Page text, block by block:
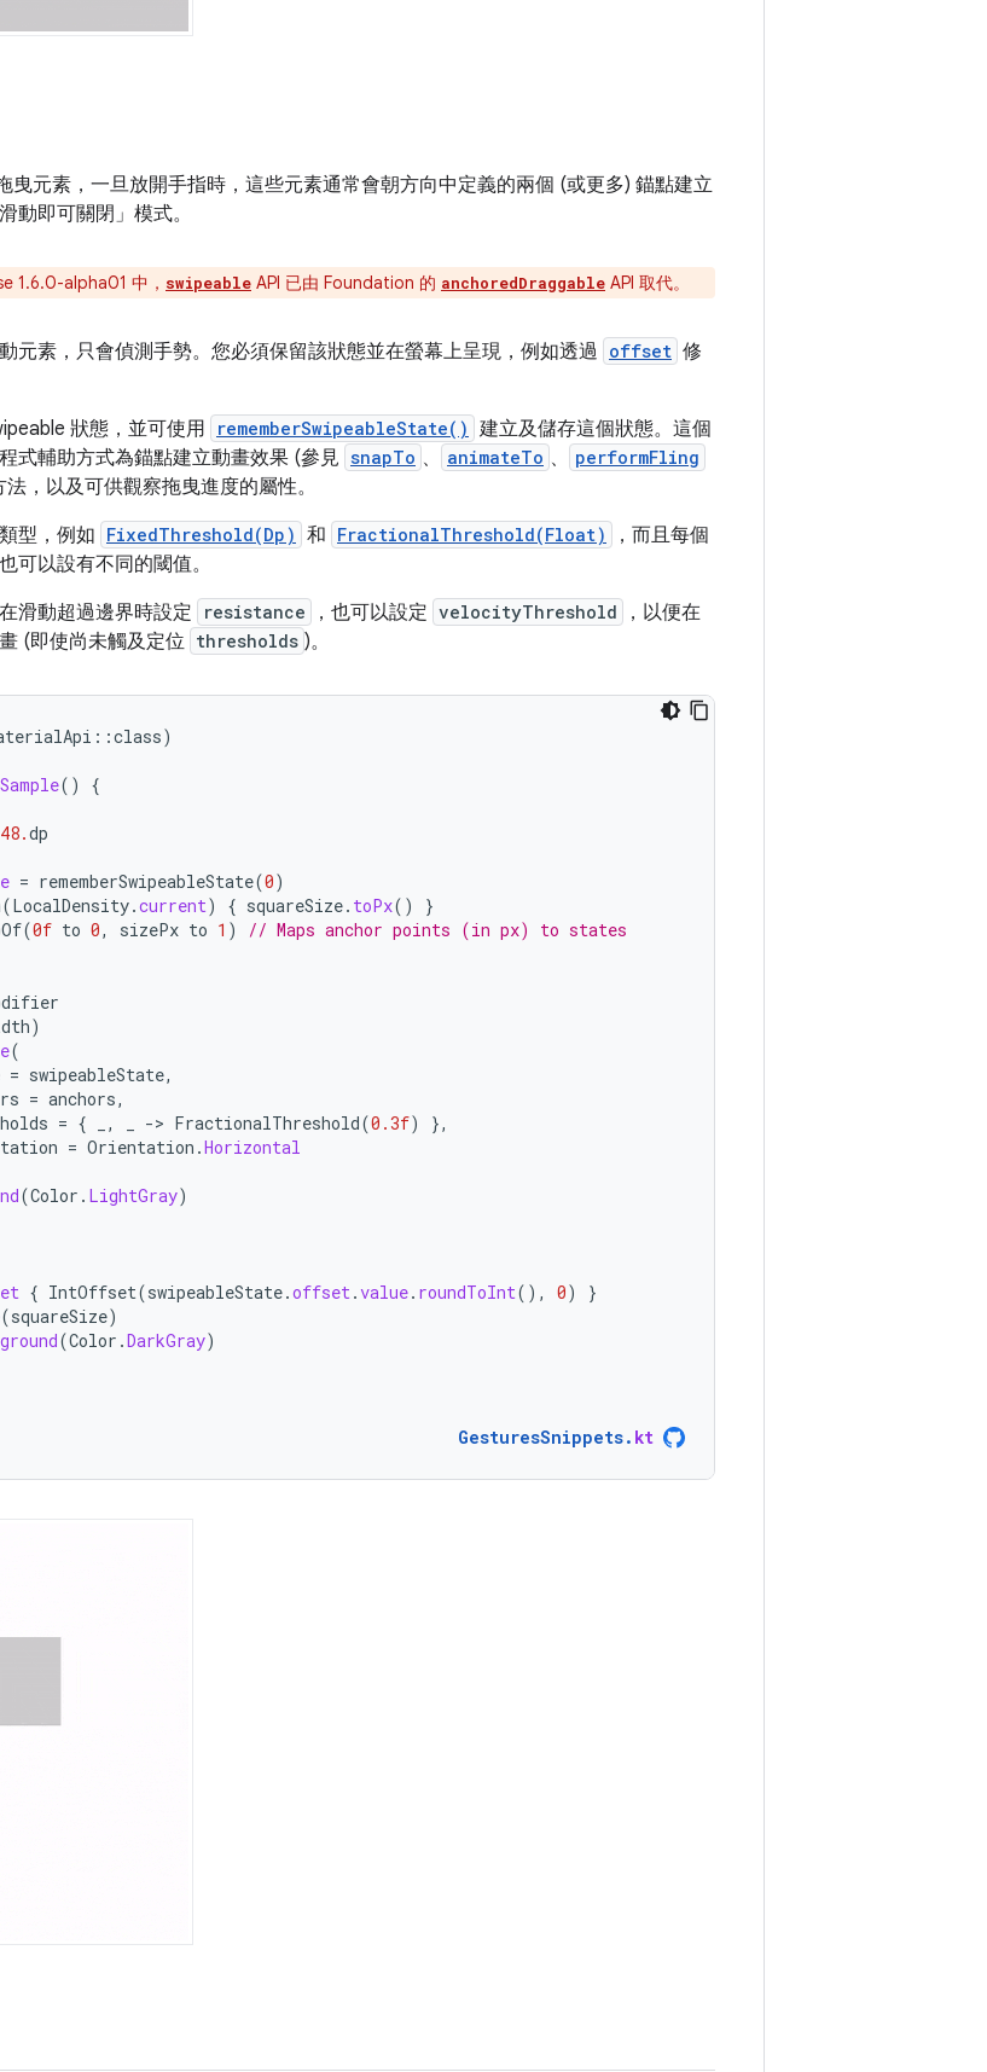
曳元素，一旦放開手指時，這些元素通常會朝方向中定義的兩個 (或更多) 錨點建立
動即可關閉」模式。
1.6.0-alpha01 中， swipeable API 已由 Foundation 的 anchoredDraggable API 取代。
元素，只會偵測手勢。您必須保留該狀態並在螢幕上呈現，例如透過 offset 修
狀態，並可使用 rememberSwipeableState() 建立及儲存這個狀態。這個
式輔助方式為錨點建立動畫效果 (參見 snapTo 、 animateTo 、 performFling
法，以及可供觀察拖曳進度的屬性。
型，例如 FixedThreshold(Dp) 和 FractionalThreshold(Float)
，而且每個
可以設有不同的閾值。
滑動超過邊界時設定
resistance ，也可以設定 velocityThreshold
，以便在
(即使尚未觸及定位 thresholds )。
::class)
()
{
48.dp
= rememberSwipeableState(0)
(LocalDensity.current) { squareSize. toPx()
}
(0f to 0, sizePx to 1 ) // Maps anchor points (in px) to states
)
(
= swipeableState,
= anchors,
= { , -> FractionalThreshold(0.3f)
},
= Orientation .Horizontal
(Color . LightGray)
{ IntOffset(swipeableState.offset.value. roundToInt(), 0)
}
(squareSize)
(Color .DarkGray)
GesturesSnippets. kt